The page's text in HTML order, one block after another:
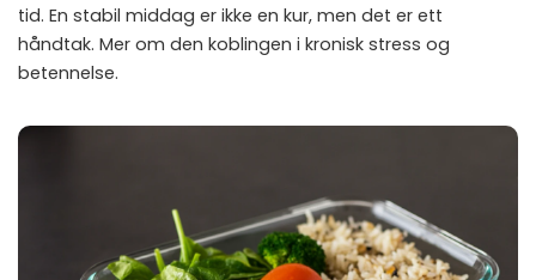
tid. En stabil middag er ikke en kur, men det er ett
håndtak. Mer om den koblingen i kronisk stress og
betennelse.